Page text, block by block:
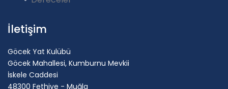
İletişim
Göcek Yat Kulübü
Göcek Mahallesi, Kumburnu Mevkii
İskele Caddesi
48300 Fethiye - Muğla